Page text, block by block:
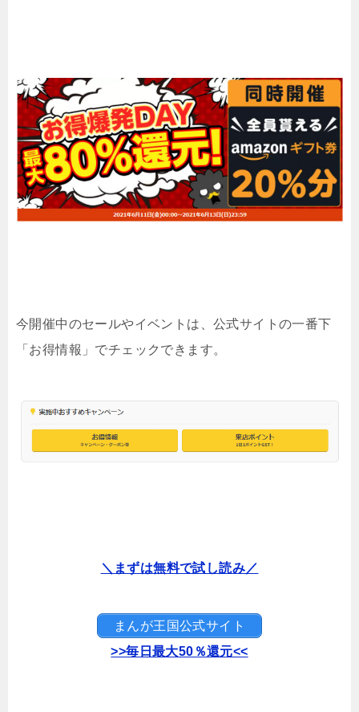
今開催中のセールやイベントは、公式サイトの一番下
「お得情報」でチェックできます。
＼まずは無料で試し読み／
まんが王国公式サイト
>>毎日最大50％還元<<